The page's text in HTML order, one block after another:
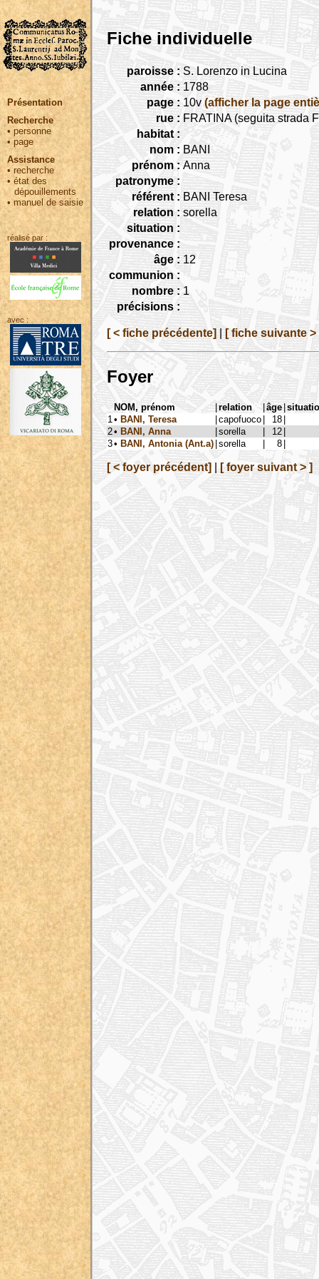
Présentation
Recherche
• personne
•page
Assistance
• recherche
•état des
dépouillements
•manuel de saisie
réalisé par :
avec :
Fiche individuelle
paroisse : S. Lorenzo in Lucina
année : 1788
page : 10v (afficher la page
rue : FRATINA (seguita strada
habitat :
nom : BANI
prénom : Anna
patronyme :
référent : BANI Teresa
relation : sorella
situation :
provenance :
âge : 12
communion :
nombre : 1
précisions :
[ < fiche précédente] [ fiche suivante >
Foyer
NOM, prénom |relation |âge |
1 • BANI, Teresa |capofuoco | 18 |
2• BANI, Anna |sorella | 12 |
3• BANI, Antonia (Ant.a) |sorella | 8 |
[ < foyer précédent] [ foyer suivant > ]